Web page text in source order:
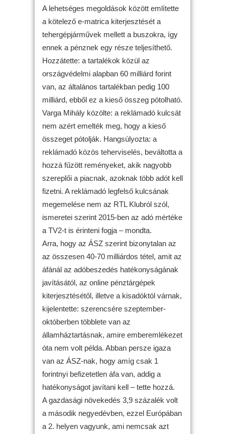
A lehetséges megoldások között említette
a kötelező e-matrica kiterjesztését a
tehergépjárművek mellett a buszokra, így
ennek a pénznek egy része teljesíthető.
Hozzátette: a tartalékok közül az
országvédelmi alapban 60 milliárd forint
van, az általános tartalékban pedig 100
milliárd, ebből ez a kieső összeg pótolható.
Varga Mihály közölte: a reklámadó kulcsát
nem azért emelték meg, hogy a kieső
összeget pótolják. Hangsúlyozta: a
reklámadó közös teherviselés, beváltotta a
hozzá fűzött reményeket, akik nagyobb
szereplői a piacnak, azoknak több adót kell
fizetni. A reklámadó legfelső kulcsának
megemelése nem az RTL Klubról szól,
ismeretei szerint 2015-ben az adó mértéke
a TV2-t is érinteni fogja – mondta.
Arra, hogy az ÁSZ szerint bizonytalan az
az összesen 40-70 milliárdos tétel, amit az
áfánál az adóbeszedés hatékonyságának
javításától, az online pénztárgépek
kiterjesztésétől, illetve a kisadóktól várnak,
kijelentette: szerencsére szeptember-
októberben többlete van az
államháztartásnak, amire emberemlékezet
óta nem volt példa. Abban persze igaza
van az ÁSZ-nak, hogy amíg csak 1
forintnyi befizetetlen áfa van, addig a
hatékonyságot javítani kell – tette hozzá.
A gazdasági növekedés 3,9 százalék volt
a második negyedévben, ezzel Európában
a 2. helyen vagyunk, ami nemcsak azt